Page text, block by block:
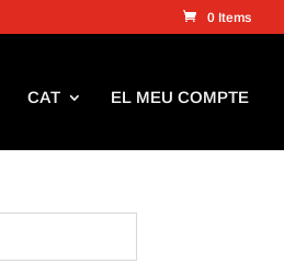
0 Items
CAT EL MEU COMPTE